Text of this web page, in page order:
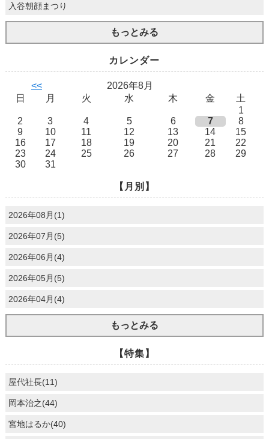
入谷朝顔まつり
もっとみる
カレンダー
<<
2026年8月
日
月 火 水 木 金
土
1
2
3 4 5 6 7
8
9
10 11 12 13 14
15
16
17 18 19 20 21
22
23
24 25 26 27 28
29
30
31
【月別】
2026年08月(1)
2026年07月(5)
2026年06月(4)
2026年05月(5)
2026年04月(4)
もっとみる
【特集】
屋代社長(11)
岡本治之(44)
宮地はるか(40)